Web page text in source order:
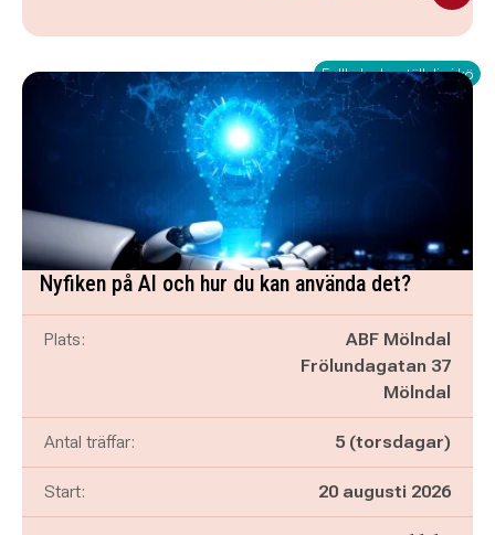
Fullbokad – ställ dig i kö
Nyfiken på AI och hur du kan använda det?
Plats:
ABF Mölndal
Frölundagatan 37
Mölndal
Antal träffar: 5 (torsdagar)
Start: 20 augusti 2026